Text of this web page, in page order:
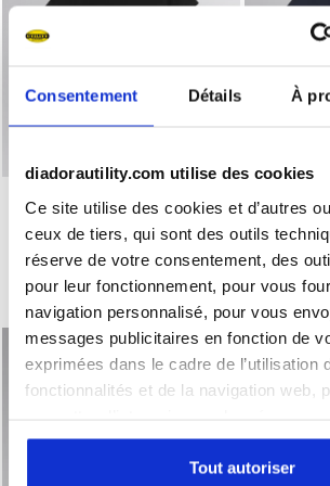
Consentement Détails À
diadorautility.com utilise des cookies
Ce site utilise des cookies et d’autres
ceux de tiers, qui sont des outils
réserve de votre consentement, des
pour leur fonctionnement, pour vous
navigation personnalisé, pour vous
messages publicitaires en fonction de
exprimées dans le cadre de l’utilisation
fonctionnalités et de la navigation web,
des fins d’analyse et de suivi de votre
le site web. En cliquant sur Accepter,
Tout autoriser
T-shirt manche courte de travail -
Coton biologique
3 Couleurs